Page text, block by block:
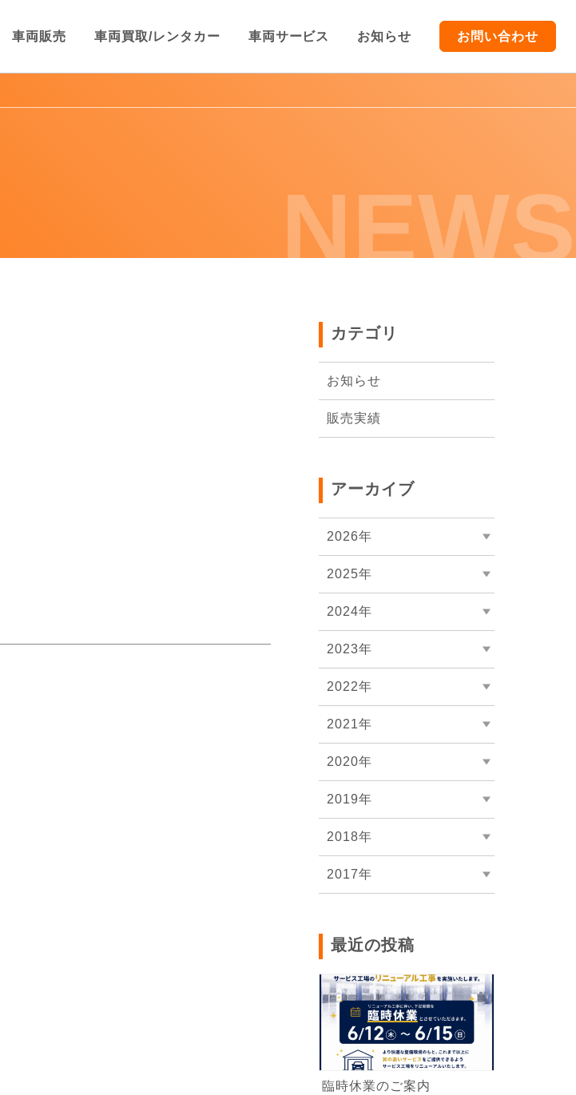
車両販売 車両買取/レンタカー 車両サービス お知らせ お問い合わせ
TOP
車両買取/レンタカー
NEWS
カテゴリ
お知らせ
販売実績
アーカイブ
2026年
2025年
2024年
2023年
2022年
2021年
2020年
2019年
2018年
2017年
最近の投稿
臨時休業のご案内